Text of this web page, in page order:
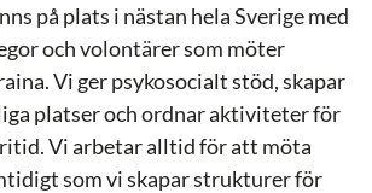
på plats i nästan hela Sverige med
och volontärer som möter
Vi ger psykosocialt stöd, skapar
platser och ordnar aktiviteter för
Vi arbetar alltid för att möta
som vi skapar strukturer för